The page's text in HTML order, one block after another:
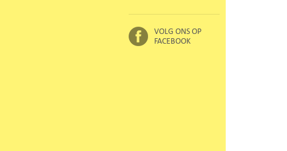
VOLG ONS OP
FACEBOOK